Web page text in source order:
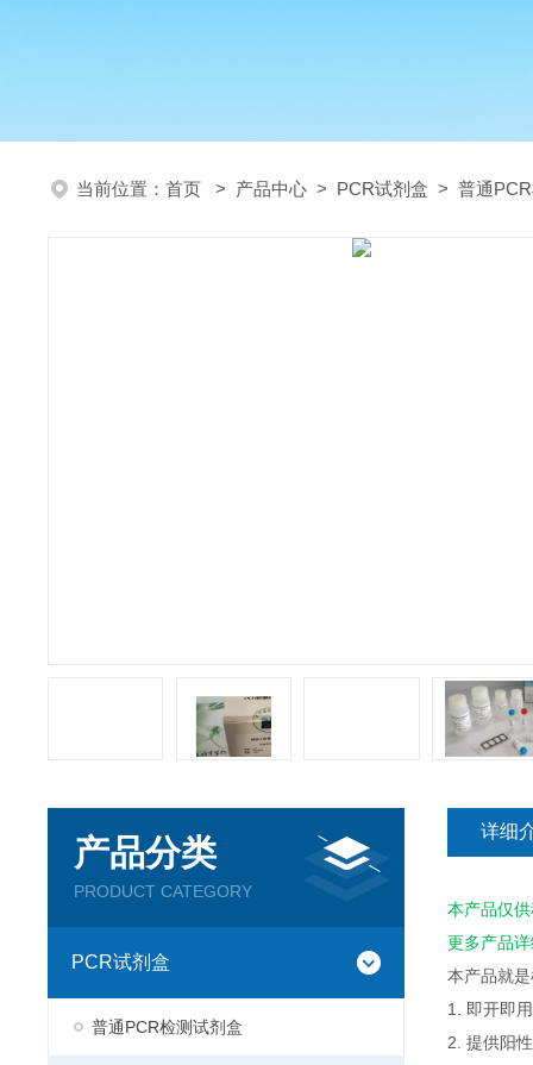
当前位置： 首页 > 产品中心 > PCR试剂盒 > 普通
产品分类
PRODUCT CATEGORY
PCR试剂盒
普通PCR检测试剂盒
详细
本产品仅
更多产品
本产品就
1. 即开即
2. 提供阳